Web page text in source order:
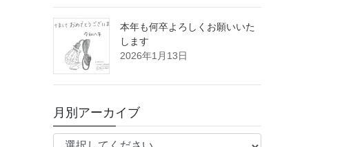
本年も何卒よろしくお願いいた
します
2026年1月13日
月別アーカイブ